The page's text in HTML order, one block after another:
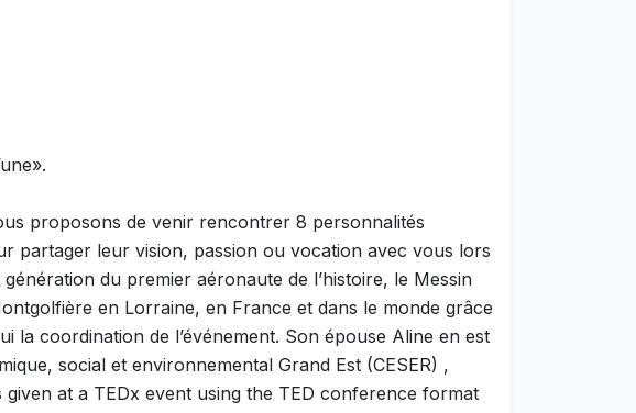
proposons de venir rencontrer 8 personnalités
partager leur vision, passion ou vocation avec vous lors
du premier aéronaute de l’histoire, le Messin
en Lorraine, en France et dans le monde grâce
la coordination de l’événement. Son épouse Aline en est
social et environnemental Grand Est (CESER) ,
at a TEDx event using the TED conference format